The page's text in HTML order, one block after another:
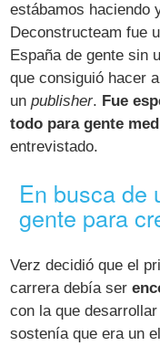
estábamos haciendo
Deconstructeam fue
España de gente sin
que consiguió hacer
unpublisher. Fue
todo para gente
entrevistado.
En busca de
gente para
Verz decidió que el
carrera debía ser
con la que
sostenía que era un